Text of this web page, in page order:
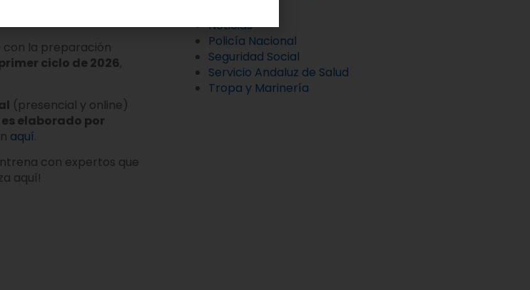
con la preparación
ciclo de 2026,
(presencial y online)
elaborado por
aquí.
con expertos que
aquí!
Noticias
Policía Nacional
Seguridad Social
Servicio Andaluz de Salud
Tropa y Marinería